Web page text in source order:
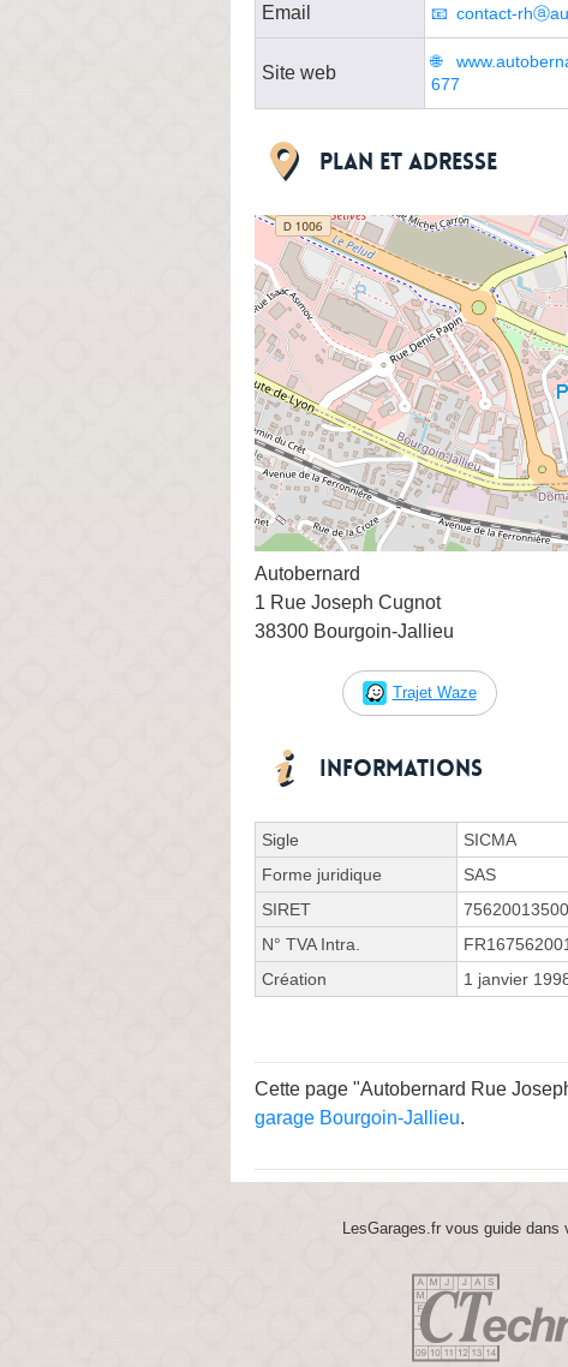
Email contact-
Site web
677
Plan et adresse
Autobernard
1 Rue Joseph Cugnot
38300 Bourgoin-Jallieu
Trajet Waze
Informations
Sigle
SICMA
Forme juridique
SAS
SIRET
N° TVA Intra.
Création
1 janvier
Cette page "Autobernard Rue
garage Bourgoin-Jallieu.
LesGarages.fr vous guide